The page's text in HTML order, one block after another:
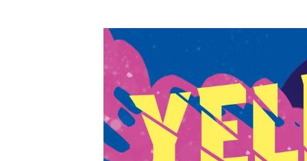
Philipp
Stories, Skripte, Comics